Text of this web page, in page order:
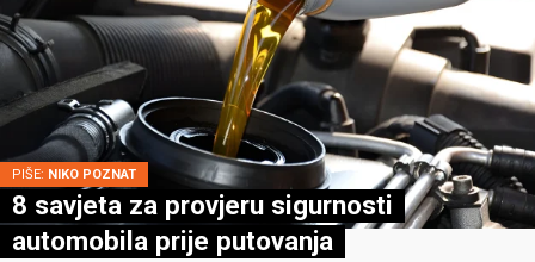
PIŠE: NIKO POZNAT
8 savjeta za provjeru sigurnosti
automobila prije putovanja